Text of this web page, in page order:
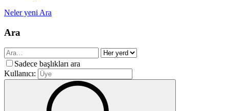
Neler yeni Ara
Ara
Sadece başlıkları ara
Kullanıcı: